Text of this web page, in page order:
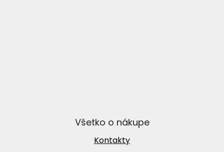
Všetko o nákupe
Kontakty